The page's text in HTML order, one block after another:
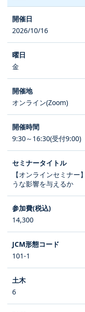
2026/10/16
金
オンライン(Zoom)
9:30～16:30(受付9:00)
【オンラインセミナ
うな影響を与えるか
14,300
101-1
6